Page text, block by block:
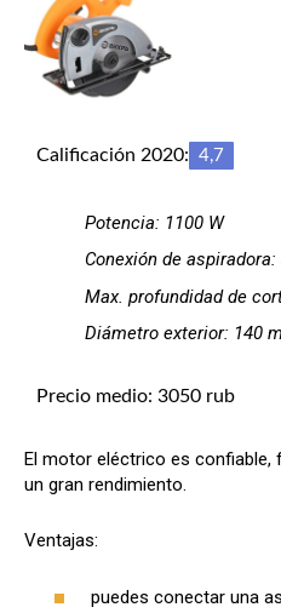
Calificación 2020: 4,7
Potencia: 1100 W
Conexión de aspiradora:
Max. profundidad de
Diámetro exterior: 140
Precio medio: 3050 rub
El motor eléctrico es confiable,
un gran rendimiento.
Ventajas:
puedes conectar una